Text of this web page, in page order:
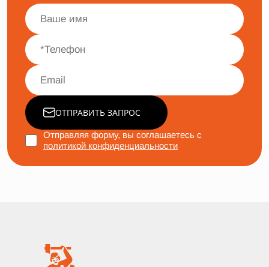
ОТПРАВИТЬ ЗАПРОС
Отправляя форму, вы соглашаетесь с
политикой конфиденциальности